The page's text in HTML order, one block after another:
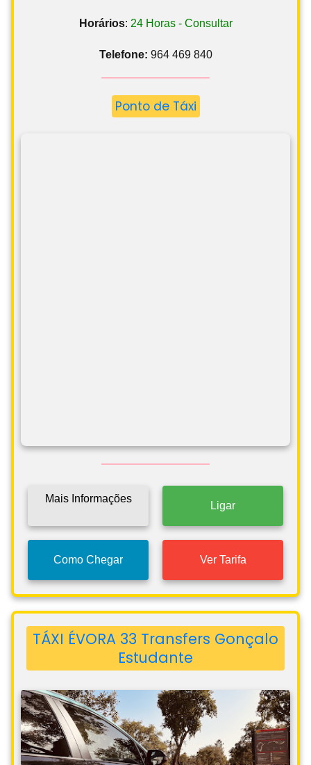
Horários: 24 Horas - Consultar
Telefone: 964 469 840
Ponto de Táxi
Mais Informações
Ligar
Como Chegar Ver Tarifa
TÁXI ÉVORA 33 Transfers Gonçalo
Estudante